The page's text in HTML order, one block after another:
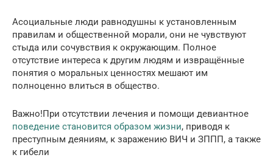
Асоциальные люди равнодушны к установленным
правилам и общественной морали, они не чувствуют
стыда или сочувствия к окружающим. Полное
отсутствие интереса к другим людям и извращённые
понятия о моральных ценностях мешают им
полноценно влиться в общество.
Важно!При отсутствии лечения и помощи девиантное
поведение становится образом жизни, приводя к
преступным деяниям, к заражению ВИЧ и ЗППП, а также
к гибели